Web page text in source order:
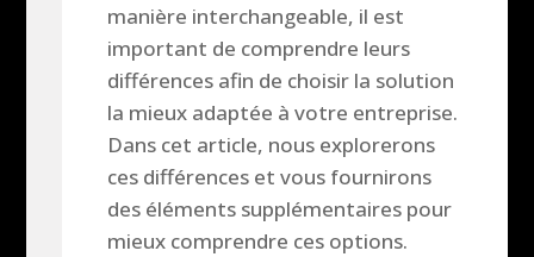
manière interchangeable, il est
important de comprendre leurs
différences afin de choisir la solution
la mieux adaptée à votre entreprise.
Dans cet article, nous explorerons
ces différences et vous fournirons
des éléments supplémentaires pour
mieux comprendre ces options.